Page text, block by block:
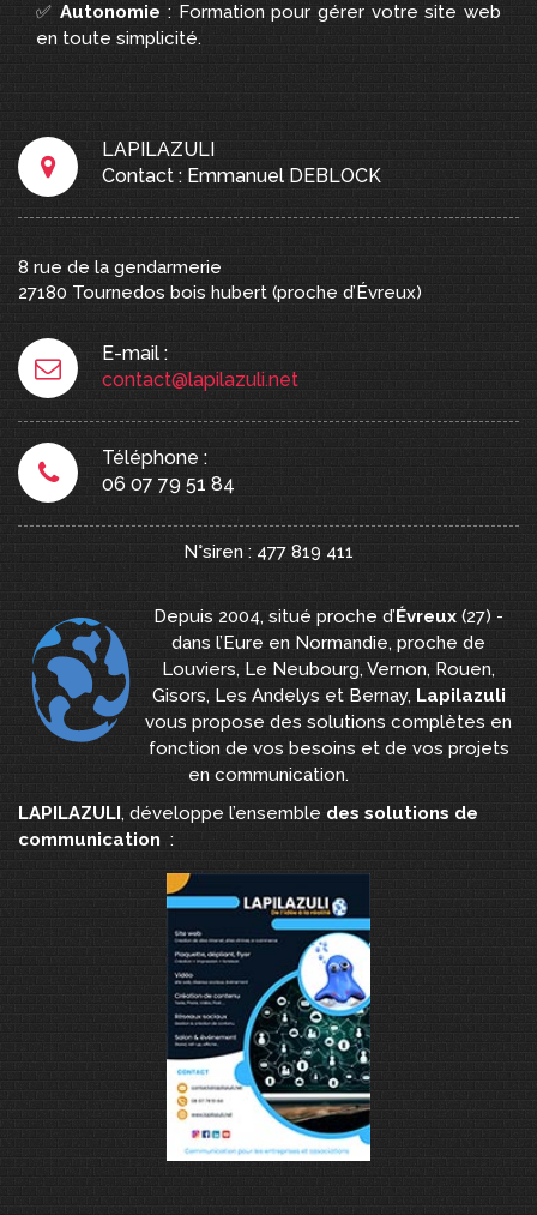
✅Autonomie : Formation pour gérer votre site web
en toute simplicité.
LAPILAZULI
Contact : Emmanuel DEBLOCK
8 rue de la gendarmerie
27180 Tournedos bois hubert (proche d’Évreux)
E-mail :
contact@lapilazuli.net
Téléphone :
06 07 79 51 84
N°siren : 477 819 411
Depuis 2004, situé proche d’Évreux (27) -
dans l’Eure en Normandie, proche de
Louviers, Le Neubourg, Vernon, Rouen,
Gisors, Les Andelys et Bernay, Lapilazuli
vous propose des solutions complètes en
fonction de vos besoins et de vos projets
en communication.
LAPILAZULI, développe l’ensemble des solutions de
communication :